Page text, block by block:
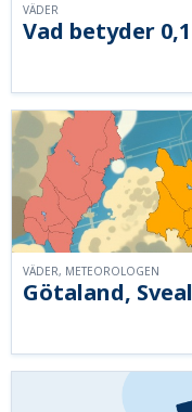
Vad betyder
VÄDER
Götaland,
VÄDER, METEOROLOGEN